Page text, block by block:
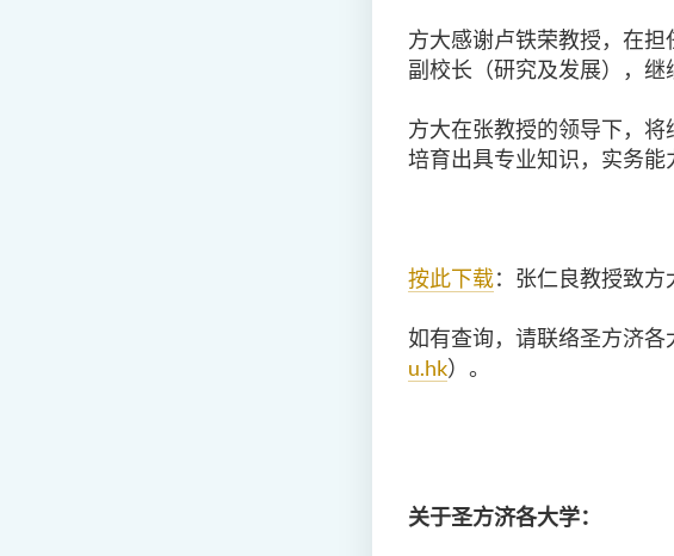
方大感谢卢铁荣教授，在
副校长（研究及发展），继
方大在张教授的领导下，将
培育出具专业知识，实务能
按此下载：张仁良教授致
如有查询，请联络圣方济各
u.hk）。
关于圣方济各大学：